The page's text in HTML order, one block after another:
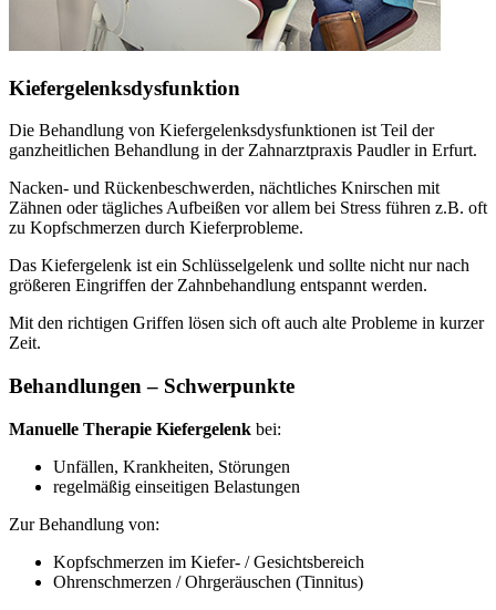
Kiefergelenksdysfunktion
Die Behandlung von Kiefergelenksdysfunktionen ist Teil der
ganzheitlichen Behandlung in der Zahnarztpraxis Paudler in Erfurt.
Nacken- und Rückenbeschwerden, nächtliches Knirschen mit
Zähnen oder tägliches Aufbeißen vor allem bei Stress führen z.B. oft
zu Kopfschmerzen durch Kieferprobleme.
Das Kiefergelenk ist ein Schlüsselgelenk und sollte nicht nur nach
größeren Eingriffen der Zahnbehandlung entspannt werden.
Mit den richtigen Griffen lösen sich oft auch alte Probleme in kurzer
Zeit.
Behandlungen – Schwerpunkte
Manuelle Therapie Kiefergelenk bei:
Unfällen, Krankheiten, Störungen
regelmäßig einseitigen Belastungen
Zur Behandlung von:
Kopfschmerzen im Kiefer- / Gesichtsbereich
Ohrenschmerzen / Ohrgeräuschen (Tinnitus)